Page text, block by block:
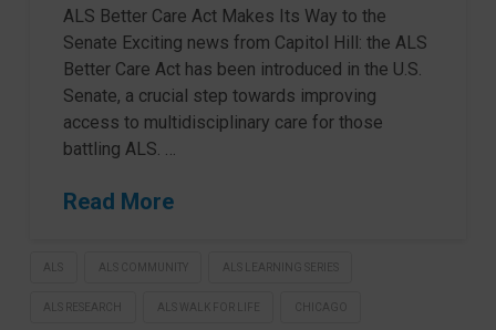
ALS Better Care Act Makes Its Way to the
Senate Exciting news from Capitol Hill: the ALS
Better Care Act has been introduced in the U.S.
Senate, a crucial step towards improving
access to multidisciplinary care for those
battling ALS. …
Read More
ALS ALS COMMUNITY ALS LEARNING SERIES
ALS RESEARCH ALS WALK FOR LIFE CHICAGO